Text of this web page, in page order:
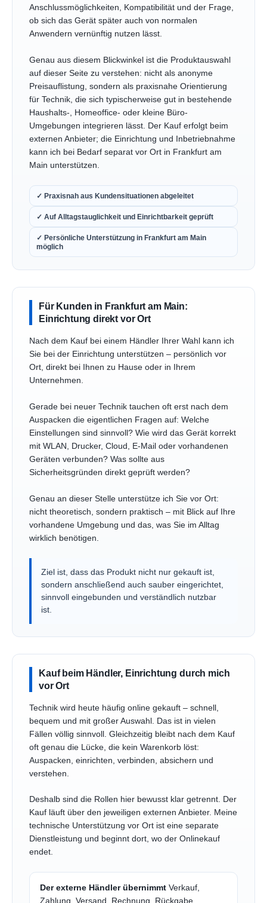
Anschlussmöglichkeiten, Kompatibilität und der Frage,
ob sich das Gerät später auch von normalen
Anwendern vernünftig nutzen lässt.
Genau aus diesem Blickwinkel ist die Produktauswahl
auf dieser Seite zu verstehen: nicht als anonyme
Preisauflistung, sondern als praxisnahe Orientierung
für Technik, die sich typischerweise gut in bestehende
Haushalts-, Homeoffice- oder kleine Büro-
Umgebungen integrieren lässt. Der Kauf erfolgt beim
externen Anbieter; die Einrichtung und Inbetriebnahme
kann ich bei Bedarf separat vor Ort in Frankfurt am
Main unterstützen.
✓ Praxisnah aus Kundensituationen abgeleitet
✓ Auf Alltagstauglichkeit und Einrichtbarkeit geprüft
✓ Persönliche Unterstützung in Frankfurt am Main
möglich
Für Kunden in Frankfurt am Main:
Einrichtung direkt vor Ort
Nach dem Kauf bei einem Händler Ihrer Wahl kann ich
Sie bei der Einrichtung unterstützen – persönlich vor
Ort, direkt bei Ihnen zu Hause oder in Ihrem
Unternehmen.
Gerade bei neuer Technik tauchen oft erst nach dem
Auspacken die eigentlichen Fragen auf: Welche
Einstellungen sind sinnvoll? Wie wird das Gerät korrekt
mit WLAN, Drucker, Cloud, E-Mail oder vorhandenen
Geräten verbunden? Was sollte aus
Sicherheitsgründen direkt geprüft werden?
Genau an dieser Stelle unterstütze ich Sie vor Ort:
nicht theoretisch, sondern praktisch – mit Blick auf Ihre
vorhandene Umgebung und das, was Sie im Alltag
wirklich benötigen.
Ziel ist, dass das Produkt nicht nur gekauft ist,
sondern anschließend auch sauber eingerichtet,
sinnvoll eingebunden und verständlich nutzbar
ist.
Kauf beim Händler, Einrichtung durch mich
vor Ort
Technik wird heute häufig online gekauft – schnell,
bequem und mit großer Auswahl. Das ist in vielen
Fällen völlig sinnvoll. Gleichzeitig bleibt nach dem Kauf
oft genau die Lücke, die kein Warenkorb löst:
Auspacken, einrichten, verbinden, absichern und
verstehen.
Deshalb sind die Rollen hier bewusst klar getrennt. Der
Kauf läuft über den jeweiligen externen Anbieter. Meine
technische Unterstützung vor Ort ist eine separate
Dienstleistung und beginnt dort, wo der Onlinekauf
endet.
Der externe Händler übernimmt Verkauf,
Zahlung, Versand, Rechnung, Rückgabe,